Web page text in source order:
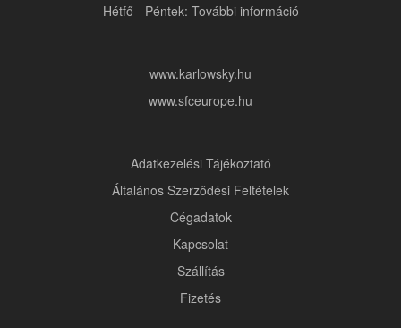
Hétfő - Péntek: További információ
www.karlowsky.hu
www.sfceurope.hu
Adatkezelési Tájékoztató
Általános Szerződési Feltételek
Cégadatok
Kapcsolat
Szállítás
Fizetés